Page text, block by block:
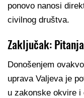
ponovo nanosi
civilnog društva.
Zaključak:
Donošenjem
uprava Valjeva je
u zakonske okvire i